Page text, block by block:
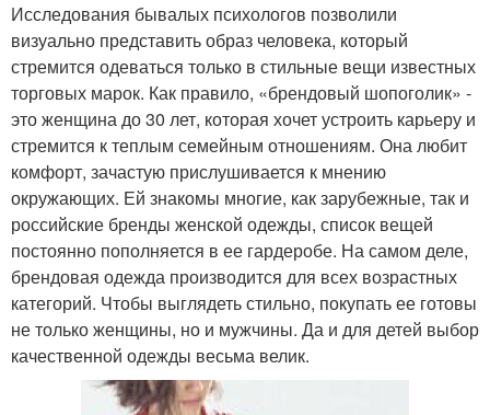
Исследования бывалых психологов позволили
визуально представить образ человека, который
стремится одеваться только в стильные вещи известных
торговых марок. Как правило, «брендовый шопоголик» -
это женщина до 30 лет, которая хочет устроить карьеру и
стремится к теплым семейным отношениям. Она любит
комфорт, зачастую прислушивается к мнению
окружающих. Ей знакомы многие, как зарубежные, так и
российские бренды женской одежды, список вещей
постоянно пополняется в ее гардеробе. На самом деле,
брендовая одежда производится для всех возрастных
категорий. Чтобы выглядеть стильно, покупать ее готовы
не только женщины, но и мужчины. Да и для детей выбор
качественной одежды весьма велик.